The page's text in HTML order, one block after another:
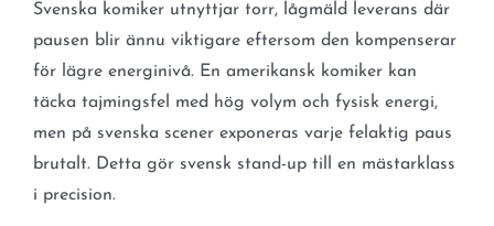
Svenska komiker utnyttjar torr, lågmäld leverans där
pausen blir ännu viktigare eftersom den kompenserar
för lägre energinivå. En amerikansk komiker kan
täcka tajmingsfel med hög volym och fysisk energi,
men på svenska scener exponeras varje felaktig paus
brutalt. Detta gör svensk stand-up till en mästarklass
i precision.